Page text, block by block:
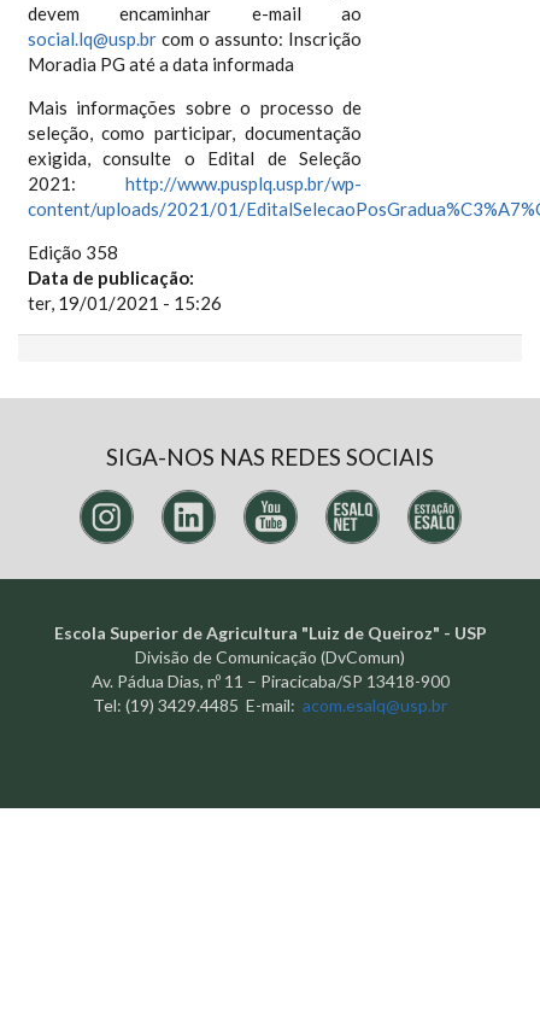
devem encaminhar e-mail ao
social.lq@usp.brcom o assunto: Inscrição
Moradia PG até a data informada
Mais informações sobre o processo de
seleção, como participar, documentação
exigida, consulte o Edital de Seleção
2021:http://www.pusplq.usp.br/wp-
content/uploads/2021/01/
Edição 358
Data de publicação:
ter, 19/01/2021 - 15:26
SIGA-NOS NAS REDES SOCIAIS
Escola Superior de Agricultura "Luiz de Queiroz" - USP
Divisão de Comunicação (DvComun)
Av. Pádua Dias, nº 11 – Piracicaba/SP 13418-900
Tel: (19) 3429.4485 E-mail: acom.esalq@usp.br